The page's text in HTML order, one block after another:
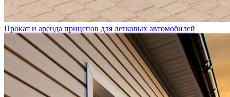
Прокат и аренда прицепов для легковых автомобилей